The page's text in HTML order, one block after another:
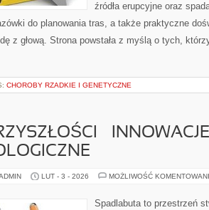
źródła erupcyjne oraz
do planowania tras, a także praktyczne
z głową. Strona powstała z myślą o tych,
CHOROBY RZADKIE I GENETYCZNE
– INNOWACJE
LUT - 3 - 2026 MOŻLIWOŚĆ
Spadlabuta to przestrzeń